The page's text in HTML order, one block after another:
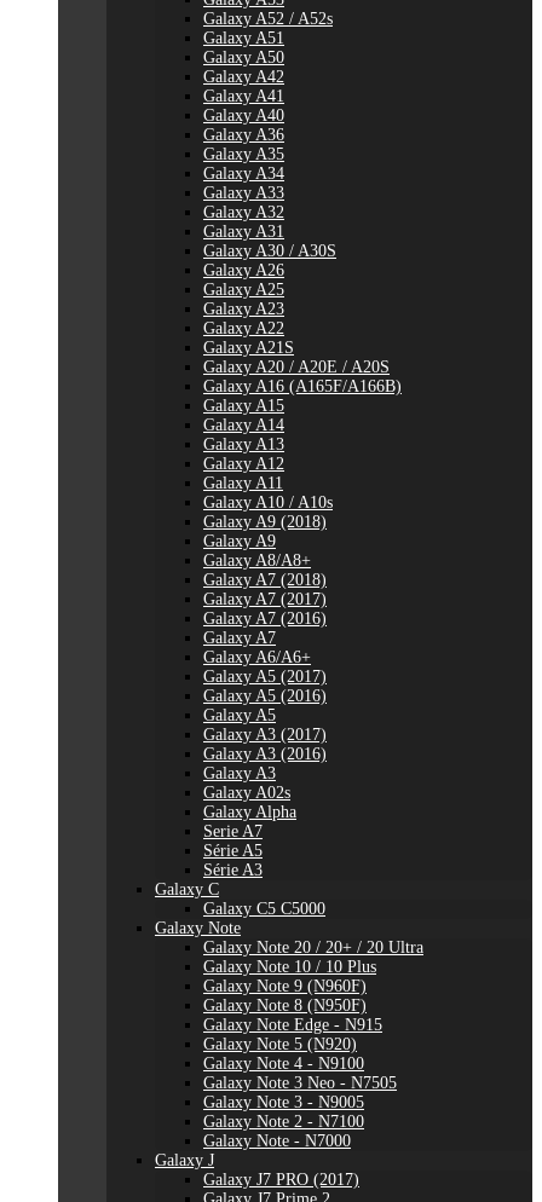
Galaxy A52 / A52s
Galaxy A51
Galaxy A50
Galaxy A42
Galaxy A41
Galaxy A40
Galaxy A36
Galaxy A35
Galaxy A34
Galaxy A33
Galaxy A32
Galaxy A31
Galaxy A30 / A30S
Galaxy A26
Galaxy A25
Galaxy A23
Galaxy A22
Galaxy A21S
Galaxy A20 / A20E / A20S
Galaxy A16 (A165F/A166B)
Galaxy A15
Galaxy A14
Galaxy A13
Galaxy A12
Galaxy A11
Galaxy A10 / A10s
Galaxy A9 (2018)
Galaxy A9
Galaxy A8/A8+
Galaxy A7 (2018)
Galaxy A7 (2017)
Galaxy A7 (2016)
Galaxy A7
Galaxy A6/A6+
Galaxy A5 (2017)
Galaxy A5 (2016)
Galaxy A5
Galaxy A3 (2017)
Galaxy A3 (2016)
Galaxy A3
Galaxy A02s
Galaxy Alpha
Serie A7
Série A5
Série A3
Galaxy C
Galaxy C5 C5000
Galaxy Note
Galaxy Note 20 / 20+ / 20 Ultra
Galaxy Note 10 / 10 Plus
Galaxy Note 9 (N960F)
Galaxy Note 8 (N950F)
Galaxy Note Edge - N915
Galaxy Note 5 (N920)
Galaxy Note 4 - N9100
Galaxy Note 3 Neo - N7505
Galaxy Note 3 - N9005
Galaxy Note 2 - N7100
Galaxy Note - N7000
Galaxy J
Galaxy J7 PRO (2017)